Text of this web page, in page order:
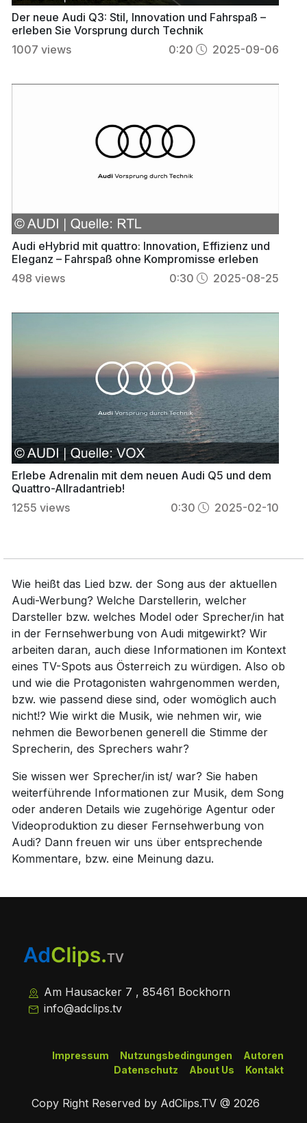
Der neue Audi Q3: Stil, Innovation und Fahrspaß –
erleben Sie Vorsprung durch Technik
1007 views 0:20 2025-09-06
Audi eHybrid mit quattro: Innovation, Effizienz und
Eleganz – Fahrspaß ohne Kompromisse erleben
498 views 0:30 2025-08-25
Erlebe Adrenalin mit dem neuen Audi Q5 und dem
Quattro-Allradantrieb!
1255 views 0:30 2025-02-10
Wie heißt das Lied bzw. der Song aus der aktuellen
Audi-Werbung? Welche Darstellerin, welcher
Darsteller bzw. welches Model oder Sprecher/in hat
in der Fernsehwerbung von Audi mitgewirkt? Wir
arbeiten daran, auch diese Informationen im Kontext
eines TV-Spots aus Österreich zu würdigen. Also ob
und wie die Protagonisten wahrgenommen werden,
bzw. wie passend diese sind, oder womöglich auch
nicht!? Wie wirkt die Musik, wie nehmen wir, wie
nehmen die Beworbenen generell die Stimme der
Sprecherin, des Sprechers wahr?
Sie wissen wer Sprecher/in ist/ war? Sie haben
weiterführende Informationen zur Musik, dem Song
oder anderen Details wie zugehörige Agentur oder
Videoproduktion zu dieser Fernsehwerbung von
Audi? Dann freuen wir uns über entsprechende
Kommentare, bzw. eine Meinung dazu.
Am Hausacker 7 , 85461 Bockhorn
info@adclips.tv
Autoren
Nutzungsbedingungen
Impressum
Kontakt
About Us
Datenschutz
Copy Right Reserved by AdClips.TV @ 2026